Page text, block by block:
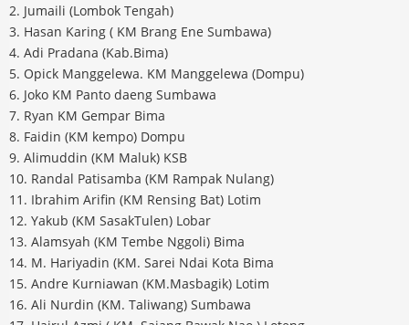
2. Jumaili (Lombok Tengah)
3. Hasan Karing ( KM Brang Ene Sumbawa)
4. Adi Pradana (Kab.Bima)
5. Opick Manggelewa. KM Manggelewa (Dompu)
6. Joko KM Panto daeng Sumbawa
7. Ryan KM Gempar Bima
8. Faidin (KM kempo) Dompu
9. Alimuddin (KM Maluk) KSB
10. Randal Patisamba (KM Rampak Nulang)
11. Ibrahim Arifin (KM Rensing Bat) Lotim
12. Yakub (KM SasakTulen) Lobar
13. Alamsyah (KM Tembe Nggoli) Bima
14. M. Hariyadin (KM. Sarei Ndai Kota Bima
15. Andre Kurniawan (KM.Masbagik) Lotim
16. Ali Nurdin (KM. Taliwang) Sumbawa